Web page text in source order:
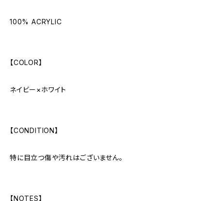
100% ACRYLIC
【COLOR】
ネイビー×ホワイト
【CONDITION】
特に目立つ傷や汚れはございません。
【NOTES】